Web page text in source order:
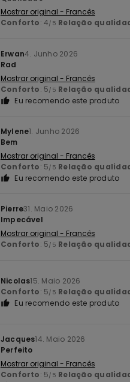
Mostrar original - Francês
Conforto: 4/5 Relação
Erwan4. Junho 2026
Rad
Mostrar original - Francês
Conforto: 5/5 Relação
Eu recomendo este produto
Mylene1. Junho 2026
Bem
Mostrar original - Francês
Conforto: 5/5 Relação
Eu recomendo este produto
Pierre31. Maio 2026
Impecável
Mostrar original - Francês
Conforto: 5/5 Relação
Nicolas15. Maio 2026
Conforto: 5/5 Relação
Eu recomendo este produto
Jacques14. Maio 2026
Perfeito
Mostrar original - Francês
Conforto: 5/5 Relação